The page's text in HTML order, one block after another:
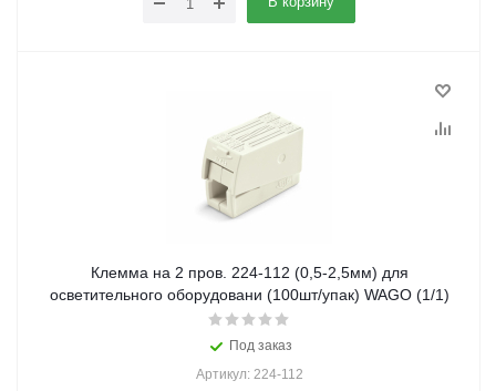
Клемма на 2 пров. 224-112 (0,5-2,5мм) для
осветительного оборудовани (100шт/упак) WAGO (1/1)
Под заказ
Артикул: 224-112